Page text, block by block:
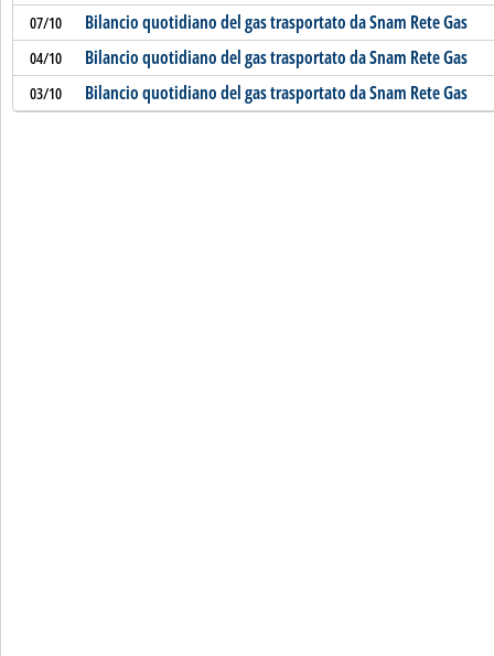
07/10 Bilancio quotidiano del gas trasportato da Snam Rete Gas
04/10 Bilancio quotidiano del gas trasportato da Snam Rete Gas
03/10 Bilancio quotidiano del gas trasportato da Snam Rete Gas